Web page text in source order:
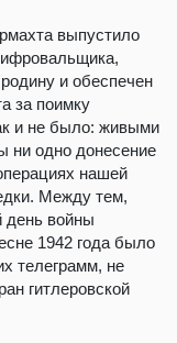
выпустило
и обеспечен
за поимку
и не было: живыми
ни одно донесение
нашей
Между тем,
день войны
1942 года было
телеграмм, не
гитлеровской